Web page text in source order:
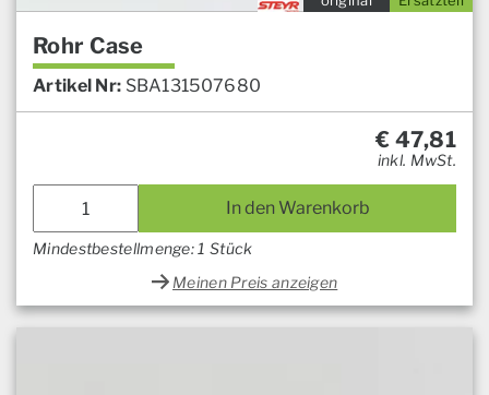
Rohr Case
Artikel Nr: SBA131507680
€ 47,81
inkl. MwSt.
In den Warenkorb
Mindestbestellmenge: 1 Stück
Meinen Preis anzeigen